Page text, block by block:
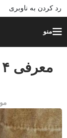
رد کردن به ناوبری
منو